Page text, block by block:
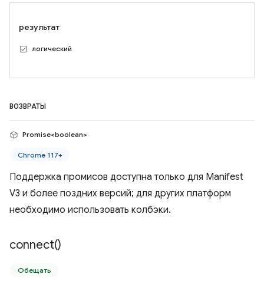
результат
логический
ВОЗВРАТЫ
Promise<boolean>
Chrome 117+
Поддержка промисов доступна только для Manifest
V3 и более поздних версий; для других платформ
необходимо использовать колбэки.
connect()
Обещать